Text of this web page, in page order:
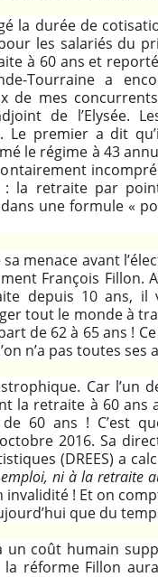
la durée de
les salariés du
à 60 ans et
Tourraine a
de mes
de l’Elysée.
Le premier a dit
le régime à 43
la retraite par
une formule «
menace avant
François Fillon.
depuis 10 ans, il
tout le monde à
de 62 à 65 ans !
n’a pas toutes ses
Car l’un
la retraite à 60 ans
de 60 ans ! C’est
2016. Sa
(DREES) a
emploi, ni à la retraite
invalidité ! Et on
que du
un coût humain
réforme Fillon